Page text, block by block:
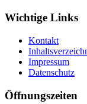
Wichtige Links
Kontakt
Impressum
Datenschutz
Öffnungszeiten